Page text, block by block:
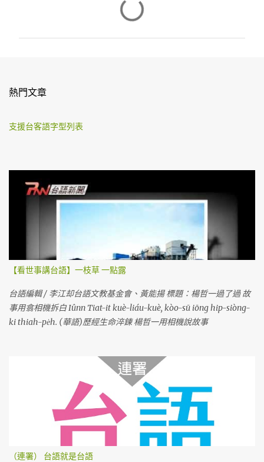
熱門文章
支援台客語字型列表
【看世事講台語】一枝草 一點露
台語編輯 / 李江却台語文教基金會、黃能揚 標題：楊哲一過了過 故
事用翕相機拆白 Iûnn Tiat-it kuè-liáu-kuè, kòo-sū iōng hip-siòng-
ki thiah-pe̍h. (華語)歷經生命淬鍊 楊哲一用相機說故事
（連署） 台語就是台語